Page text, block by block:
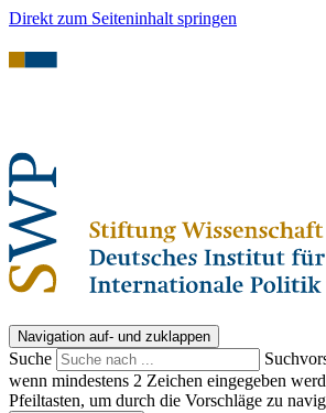
Direkt zum Seiteninhalt springen
Navigation auf- und zuklappen
Suche
wenn mindestens 2 Zeichen eingegeben
Pfeiltasten, um durch die Vorschläge zu